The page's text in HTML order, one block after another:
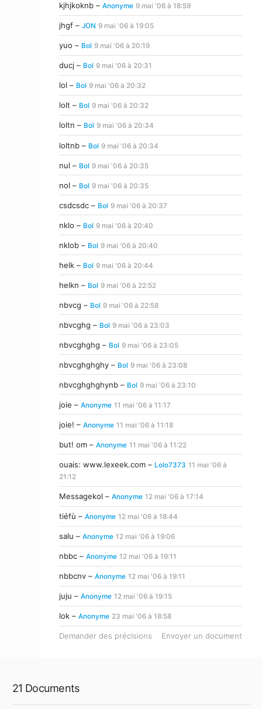
kjhjkoknb – Anonyme 9 mai '06 à 18:59
jhgf – JON 9 mai '06 à 19:05
yuo – Bol 9 mai '06 à 20:19
ducj – Bol 9 mai '06 à 20:31
lol – Bol 9 mai '06 à 20:32
lolt – Bol 9 mai '06 à 20:32
loltn – Bol 9 mai '06 à 20:34
loltnb – Bol 9 mai '06 à 20:34
nul – Bol 9 mai '06 à 20:35
nol – Bol 9 mai '06 à 20:35
csdcsdc – Bol 9 mai '06 à 20:37
nklo – Bol 9 mai '06 à 20:40
nklob – Bol 9 mai '06 à 20:40
helk – Bol 9 mai '06 à 20:44
helkn – Bol 9 mai '06 à 22:52
nbvcg – Bol 9 mai '06 à 22:58
nbvcghg – Bol 9 mai '06 à 23:03
nbvcghghg – Bol 9 mai '06 à 23:05
nbvcghghghy – Bol 9 mai '06 à 23:08
nbvcghghghynb – Bol 9 mai '06 à 23:10
joie – Anonyme 11 mai '06 à 11:17
joie! – Anonyme 11 mai '06 à 11:18
but! om – Anonyme 11 mai '06 à 11:22
ouais: www.lexeek.com – Lolo7373 11 mai '06 à
21:12
Messagekol – Anonyme 12 mai '06 à 17:14
tiéfù – Anonyme 12 mai '06 à 18:44
salu – Anonyme 12 mai '06 à 19:06
nbbc – Anonyme 12 mai '06 à 19:11
nbbcnv – Anonyme 12 mai '06 à 19:11
juju – Anonyme 12 mai '06 à 19:15
lok – Anonyme 23 mai '06 à 18:58
Demander des précisions Envoyer un document
21 Documents